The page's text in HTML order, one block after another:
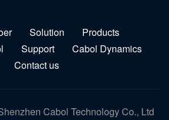
Solution
Products
Support
Cabol Dynamics
Contact us
Cabol Technology Co., Ltd